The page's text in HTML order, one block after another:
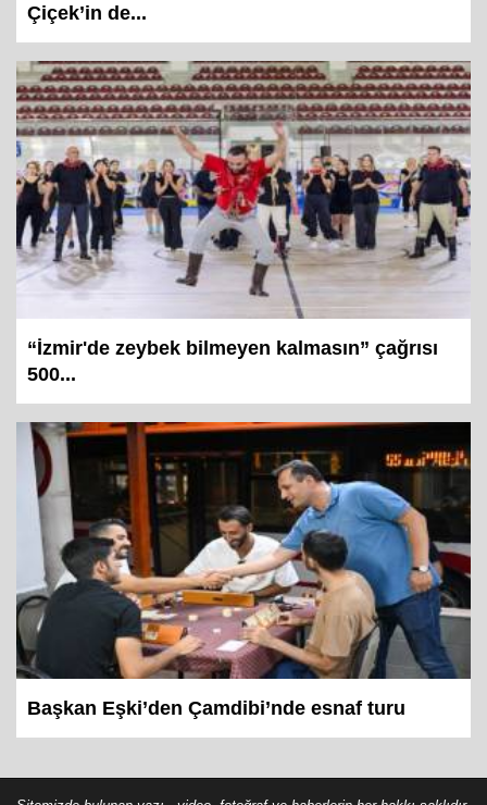
Menderes’te belediye operasyonu: Başkan
Çiçek’in de...
“İzmir'de zeybek bilmeyen kalmasın” çağrısı
500...
Başkan Eşki’den Çamdibi’nde esnaf turu